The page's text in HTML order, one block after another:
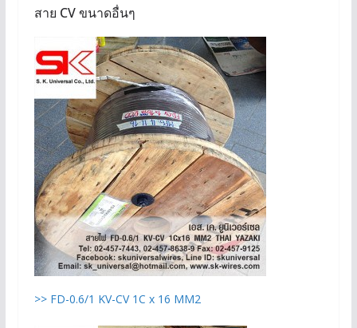
สาย CV ขนาดอื่นๆ
>> FD-0.6/1 KV-CV 1C x 16 MM2